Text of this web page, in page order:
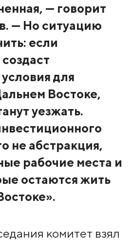
— говорит
— Но ситуацию
если
для
Востоке,
уезжать.
не абстракция,
рабочие места и
остаются жить
комитет взял